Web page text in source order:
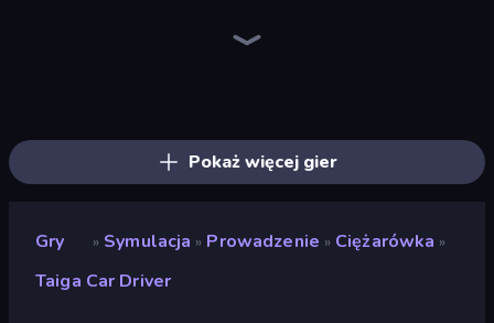
Pokaż więcej gier
Gry » Symulacja » Prowadzenie » Ciężarówka »
Taiga Car Driver